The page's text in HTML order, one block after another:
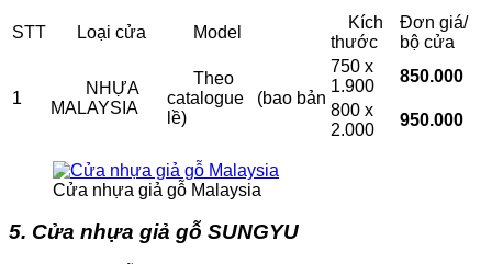
STT Loại cửa Model
Kích
thước
Đơn giá/
bộ cửa
1
NHỰA
MALAYSIA
Theo
catalogue (bao bản
lề)
750 x
1.900
850.000
800 x
2.000
950.000
Cửa nhựa giả gỗ Malaysia
5. Cửa nhựa giả gỗ SUNGYU